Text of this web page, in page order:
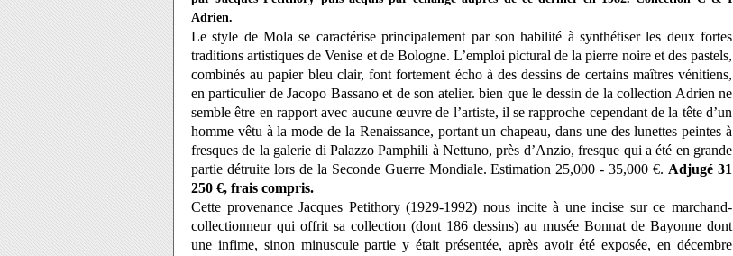
Adrien.
Le style de Mola se caractérise principalement par son habilité à synthétiser les deux fortes
traditions artistiques de Venise et de Bologne. L’emploi pictural de la pierre noire et des pastels,
combinés au papier bleu clair, font fortement écho à des dessins de certains maîtres vénitiens,
en particulier de Jacopo Bassano et de son atelier. bien que le dessin de la collection Adrien ne
semble être en rapport avec aucune œuvre de l’artiste, il se rapproche cependant de la tête d’un
homme vêtu à la mode de la Renaissance, portant un chapeau, dans une des lunettes peintes à
fresques de la galerie di Palazzo Pamphili à Nettuno, près d’Anzio, fresque qui a été en grande
partie détruite lors de la Seconde Guerre Mondiale.Estimation 25,000 -35,000 €. Adjugé 31
250 €, frais compris.
Cette provenance Jacques Petithory (1929-1992) nous incite à une incise sur ce marchand-
collectionneur qui offrit sa collection (dont 186 dessins) au musée Bonnat de Bayonne dont
une infime, sinon minuscule partie y était présentée, après avoir été exposée, en décembre